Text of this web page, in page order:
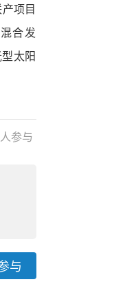
项目
合发
太阳
人参与
与